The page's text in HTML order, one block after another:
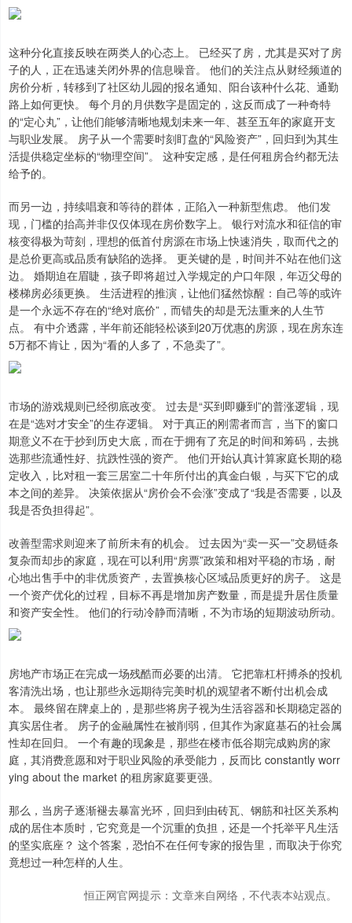
这种分化直接反映在两类人的心态上。 已经买了房，尤其是买对了房
子的人，正在迅速关闭外界的信息噪音。 他们的关注点从财经频道的
房价分析，转移到了社区幼儿园的报名通知、阳台该种什么花、通勤
路上如何更快。 每个月的月供数字是固定的，这反而成了一种奇特
的“定心丸”，让他们能够清晰地规划未来一年、甚至五年的家庭开支
与职业发展。 房子从一个需要时刻盯盘的“风险资产”，回归到为其生
活提供稳定坐标的“物理空间”。 这种安定感，是任何租房合约都无法
给予的。
而另一边，持续唱衰和等待的群体，正陷入一种新型焦虑。 他们发
现，门槛的抬高并非仅仅体现在房价数字上。 银行对流水和征信的审
核变得极为苛刻，理想的低首付房源在市场上快速消失，取而代之的
是总价更高或品质有缺陷的选择。 更关键的是，时间并不站在他们这
边。 婚期迫在眉睫，孩子即将超过入学规定的户口年限，年迈父母的
楼梯房必须更换。 生活进程的推演，让他们猛然惊醒：自己等的或许
是一个永远不存在的“绝对底价”，而错失的却是无法重来的人生节
点。 有中介透露，半年前还能轻松谈到20万优惠的房源，现在房东连
5万都不肯让，因为“看的人多了，不急卖了”。
市场的游戏规则已经彻底改变。 过去是“买到即赚到”的普涨逻辑，现
在是“选对才安全”的生存逻辑。 对于真正的刚需者而言，当下的窗口
期意义不在于抄到历史大底，而在于拥有了充足的时间和筹码，去挑
选那些流通性好、抗跌性强的资产。 他们开始认真计算家庭长期的稳
定收入，比对租一套三居室二十年所付出的真金白银，与买下它的成
本之间的差异。 决策依据从“房价会不会涨”变成了“我是否需要，以及
我是否负担得起”。
改善型需求则迎来了前所未有的机会。 过去因为“卖一买一”交易链条
复杂而却步的家庭，现在可以利用“房票”政策和相对平稳的市场，耐
心地出售手中的非优质资产，去置换核心区域品质更好的房子。 这是
一个资产优化的过程，目标不再是增加房产数量，而是提升居住质量
和资产安全性。 他们的行动冷静而清晰，不为市场的短期波动所动。
房地产市场正在完成一场残酷而必要的出清。 它把靠杠杆搏杀的投机
客清洗出场，也让那些永远期待完美时机的观望者不断付出机会成
本。 最终留在牌桌上的，是那些将房子视为生活容器和长期稳定器的
真实居住者。 房子的金融属性在被削弱，但其作为家庭基石的社会属
性却在回归。 一个有趣的现象是，那些在楼市低谷期完成购房的家
庭，其消费意愿和对于职业风险的承受能力，反而比 constantly worr
ying about the market 的租房家庭要更强。
那么，当房子逐渐褪去暴富光环，回归到由砖瓦、钢筋和社区关系构
成的居住本质时，它究竟是一个沉重的负担，还是一个托举平凡生活
的坚实底座？ 这个答案，恐怕不在任何专家的报告里，而取决于你究
竟想过一种怎样的人生。
恒正网官网提示：文章来自网络，不代表本站观点。